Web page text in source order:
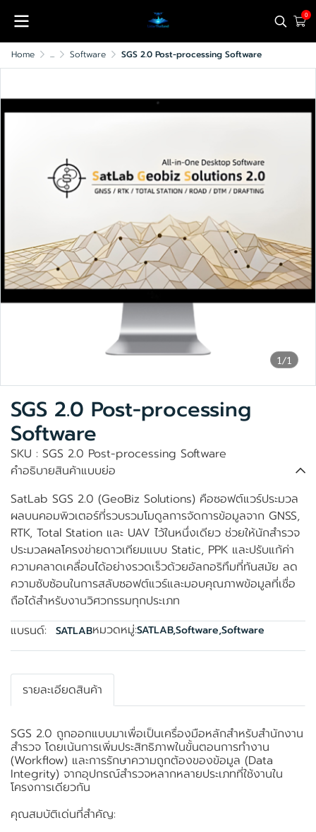
0
Home ... Software SGS 2.0 Post-processing Software
1/1
SGS 2.0 Post-processing
Software
SKU : SGS 2.0 Post-processing Software
คำอธิบายสินค้าแบบย่อ
SatLab SGS 2.0 (GeoBiz Solutions) คือซอฟต์แวร์ประมวล
ผลบนคอมพิวเตอร์ที่รวบรวมโมดูลการจัดการข้อมูลจาก GNSS,
RTK, Total Station และ UAV ไว้ในหนึ่งเดียว ช่วยให้นักสำรวจ
ประมวลผลโครงข่ายดาวเทียมแบบ Static, PPK และปรับแก้ค่า
ความคลาดเคลื่อนได้อย่างรวดเร็วด้วยอัลกอริทึมที่ทันสมัย ลด
ความซับซ้อนในการสลับซอฟต์แวร์และมอบคุณภาพข้อมูลที่เชื่อ
ถือได้สำหรับงานวิศวกรรมทุกประเภท
แบรนด์:
SATLABหมวดหมู่:SATLAB,Software,Software
รายละเอียดสินค้า
SGS 2.0 ถูกออกแบบมาเพื่อเป็นเครื่องมือหลักสำหรับสำนักงาน
สำรวจ โดยเน้นการเพิ่มประสิทธิภาพในขั้นตอนการทำงาน
(Workflow) และการรักษาความถูกต้องของข้อมูล (Data
Integrity) จากอุปกรณ์สำรวจหลากหลายประเภทที่ใช้งานใน
โครงการเดียวกัน
คุณสมบัติเด่นที่สำคัญ: